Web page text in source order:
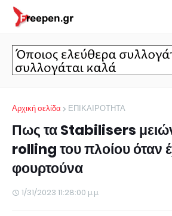
Αρχική σελίδα ΕΠΙΚΑΙΡΟΤΗΤΑ
Πως τα Stabilisers
rolling του πλοίου όταν
φουρτούνα
1/31/2023 11:28:00 μ.μ.